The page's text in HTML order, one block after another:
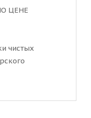
ЦЕНЕ
чистых